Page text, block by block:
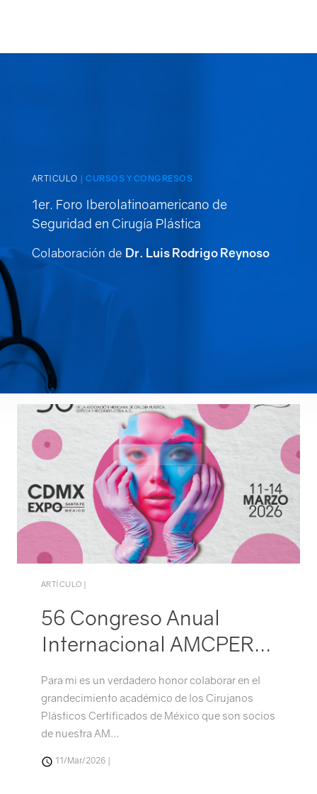
Conócenos
Directorio
ARTICULO | CURSOS Y CONGRESOS
1er. Foro Iberolatinoamericano de
Seguridad en Cirugía Plástica
Colaboración de Dr. Luis Rodrigo Reynoso
ARTÍCULO |
56 Congreso Anual
Internacional AMCPER…
Para mi es un verdadero honor colaborar en el
grandecimiento académico de los Cirujanos
Plásticos Certificados de México que son socios
de nuestra AM…
11/Mar/2026 |